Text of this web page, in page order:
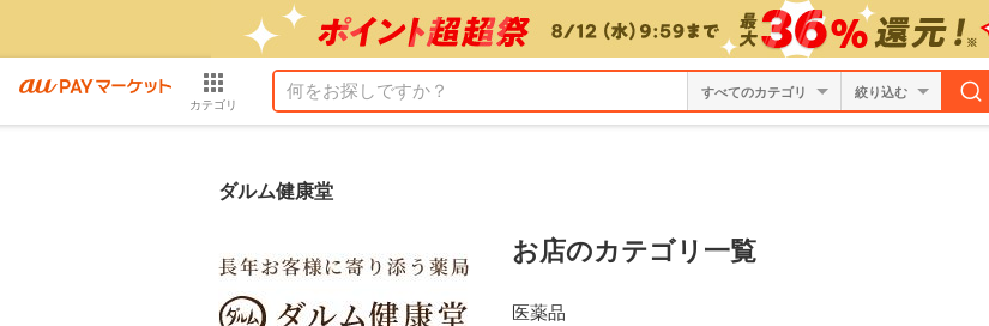
カテゴリ
絞り込む
ダルム健康堂
お店のカテゴリ一覧
医薬品